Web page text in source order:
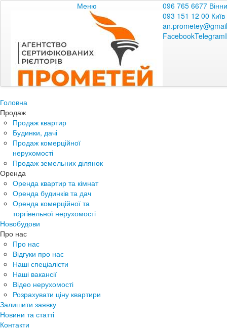
Меню
096 765 6677
093 151 12 00 Київ
FacebookTelegram
Головна
Продаж
Продаж квартир
Будинки, дачі
Продаж комерційної
нерухомості
Продаж земельних ділянок
Оренда
Оренда квартир та кімнат
Оренда будинків та дач
Оренда комерційної та
торгівельної нерухомості
Новобудови
Про нас
Про нас
Відгуки про нас
Наші спеціалісти
Наші вакансії
Відео нерухомості
Розрахувати ціну квартири
Залишити заявку
Новини та статті
Контакти